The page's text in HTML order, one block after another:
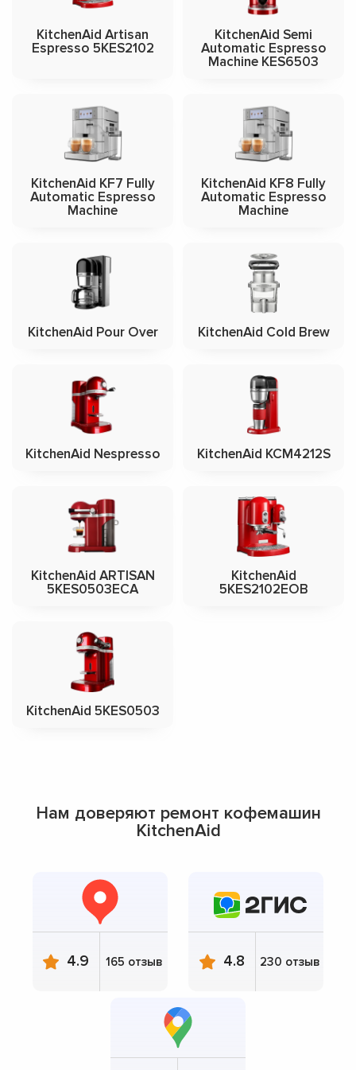
KitchenAid Artisan
Espresso 5KES2102
KitchenAid Semi
Automatic Espresso
Machine KES6503
KitchenAid KF7 Fully
Automatic Espresso
Machine
KitchenAid KF8 Fully
Automatic Espresso
Machine
KitchenAid Pour Over KitchenAid Cold Brew
KitchenAid Nespresso KitchenAid KCM4212S
KitchenAid ARTISAN
5KES0503ECA
KitchenAid
5KES2102EOB
KitchenAid 5KES0503
Нам доверяют ремонт кофемашин
KitchenAid
4.9 165 отзыв 4.8 230 отзыв